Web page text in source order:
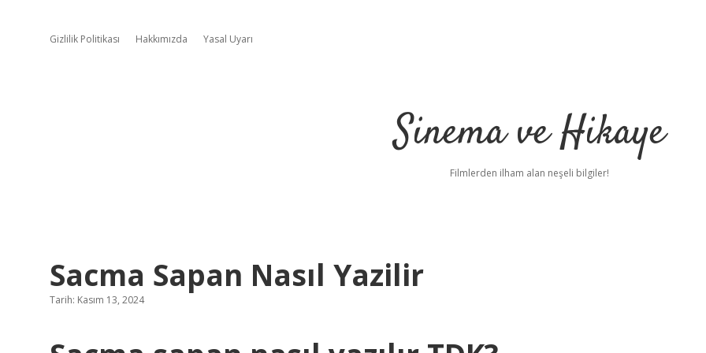
Gizlilik Politikası Hakkımızda Yasal Uyarı
Sinema ve Hikaye
Filmlerden ilham alan neşeli bilgiler!
Sacma Sapan Nasıl Yazilir
Tarih: Kasım 13, 2024